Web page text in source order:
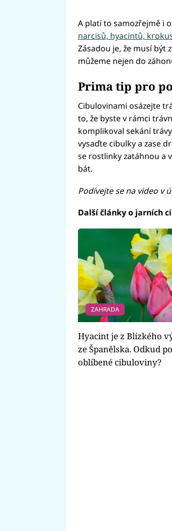
A platí to samozřejmě i
narcisů, hyacintů,
Zásadou je, že musí být
můžeme nejen do
Prima tip pro
Cibulovinami osázejte
to, že byste v rámci
komplikoval sekání
vysaďte cibulky a zase
se rostlinky zatáhnou a
bát.
Podívejte se na video v
Další články o jarních
ZAHRADA
Hyacint je z Blízkého
ze Španělska. Odkud
oblíbené cibuloviny?